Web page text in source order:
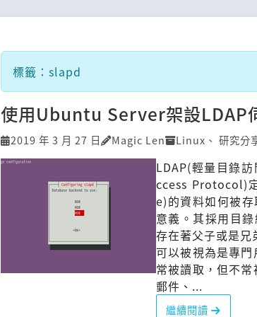
標籤：slapd
使用Ubuntu Server架設LDAP
2019 年 3 月 27 日 Magic Len Linux 、 研究分
LDAP(輕量目錄
ccess Protocol)
e)的資料如何被
意義。其採用目
存在著父子或是
可以被視為是專
常被讀取，但不
郵件、...
繼續閱讀